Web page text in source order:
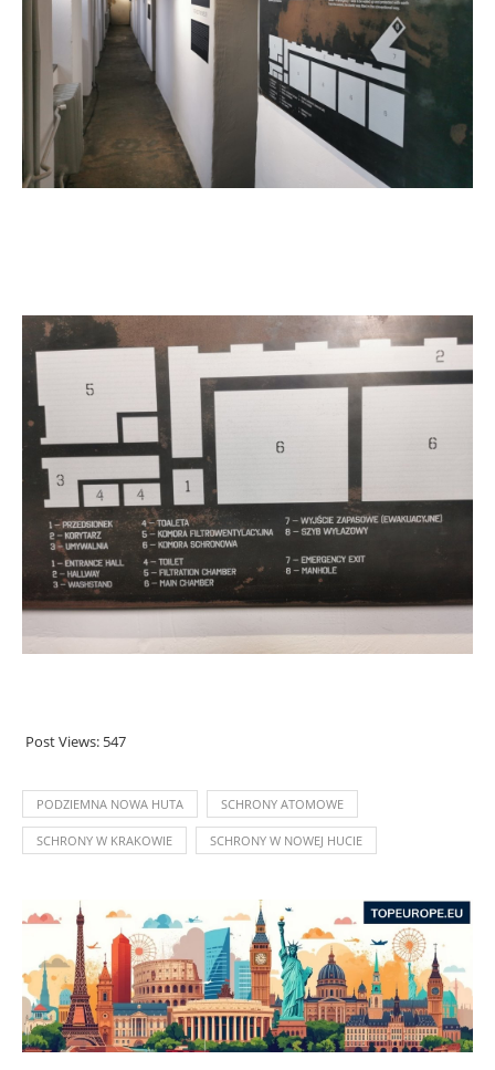
Post Views: 547
PODZIEMNA NOWA HUTA SCHRONY ATOMOWE
SCHRONY W KRAKOWIE SCHRONY W NOWEJ HUCIE